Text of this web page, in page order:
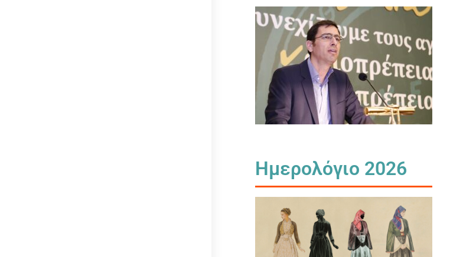
Ημερολόγιο 2026